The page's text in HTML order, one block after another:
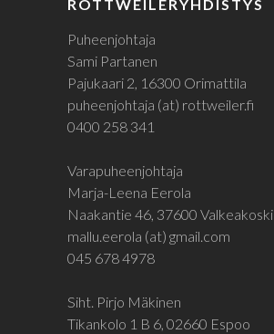
ROTTWEILERYHDISTYS
Puheenjohtaja
Sami Partanen
Pajukaari 2, 16300 Orimattila
puheenjohtaja (at) rottweiler.fi
0400 258 341
Varapuheenjohtaja
Marja-Leena Eerola
Naakantie 46, 37600 Valkeakoski
mallu.eerola (at) gmail.com
045 678 4978
Siht. Pirjo Mäkinen
Tikankolo 1 B 6, 02660 Espoo